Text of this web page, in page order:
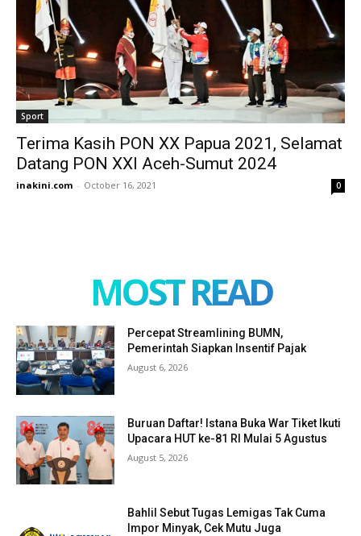
Sport
Terima Kasih PON XX Papua 2021, Selamat
Datang PON XXI Aceh-Sumut 2024
inakini.com - October 16, 2021 0
MOST READ
Percepat Streamlining BUMN,
Pemerintah Siapkan Insentif Pajak
August 6, 2026
Buruan Daftar! Istana Buka War Tiket Ikuti
Upacara HUT ke-81 RI Mulai 5 Agustus
August 5, 2026
Bahlil Sebut Tugas Lemigas Tak Cuma
Impor Minyak, Cek Mutu Juga